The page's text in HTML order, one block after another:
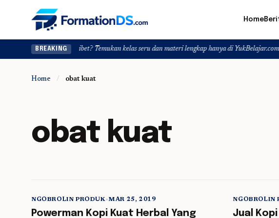
Home
BREAKING
skill tanpa ribet? Temukan kelas seru dan materi lengkap hanya di YukBelajar.com. Mulai
Home / obat kuat
obat kuat
5 min read
NGOBROLIN PRODUK•MAR 25, 2019
Powerman Kopi Kuat Herbal Yang
NGOBROLIN
Jual